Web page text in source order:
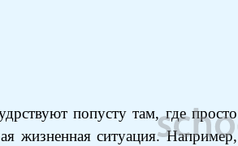
попусту там, где просто
жизненная ситуация. Например,